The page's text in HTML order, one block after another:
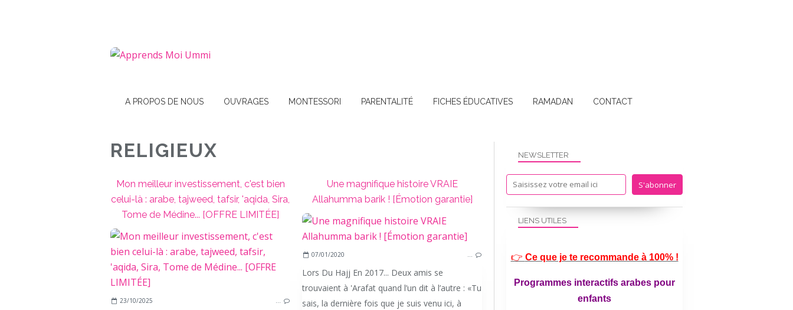
A PROPOS DE NOUS OUVRAGES MONTESSORI PARENTALITÉ FICHES ÉDUCATIVES RAMADAN CONTACT
RELIGIEUX
Mon meilleur investissement, c'est bien
celui-là : arabe, tajweed, tafsir, 'aqida, Sira,
Tome de Médine... [OFFRE LIMITÉE]
ARABE
TAWHID
TAJWEED
RELIGIEUX
23/10/2025 …
Une magnifique histoire VRAIE
Allahumma barik ! [Émotion garantie]
07/01/2020 …
Lors Du Hajj En 2017... Deux amis se
trouvaient à 'Arafat quand l’un dit à l’autre : «Tu
sais, la dernière fois que je suis venu ici, à
NEWSLETTER
LIENS UTILES
👉 Ce que je te recommande à 100% !
Programmes interactifs arabes pour
enfants